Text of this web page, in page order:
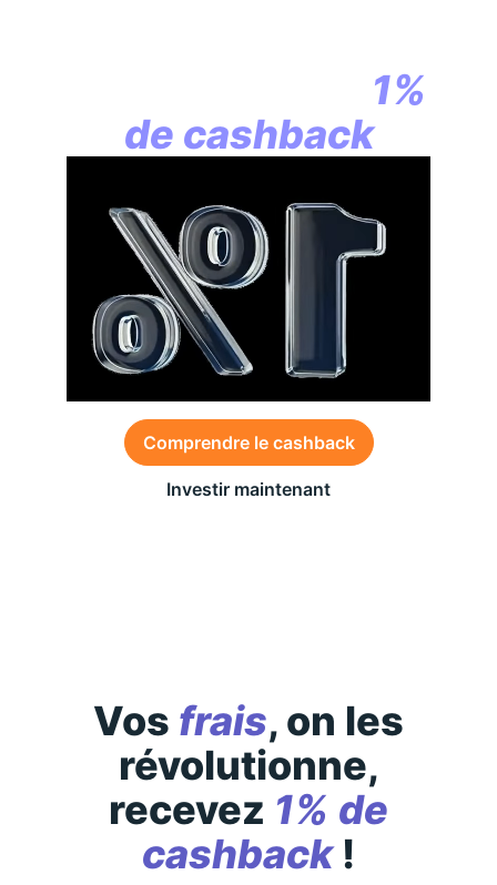
1%
de cashback
Comprendre le cashback
Investir maintenant
Vos frais, on les
révolutionne,
recevez 1% de
cashback!